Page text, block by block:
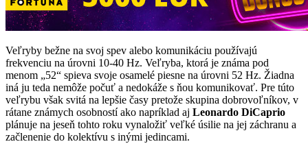
Veľryby bežne na svoj spev alebo komunikáciu používajú
frekvenciu na úrovni 10-40 Hz. Veľryba, ktorá je známa pod
menom „52“ spieva svoje osamelé piesne na úrovni 52 Hz. Žiadna
iná ju teda nemôže počuť a nedokáže s ňou komunikovať. Pre túto
veľrybu však svitá na lepšie časy pretože skupina dobrovoľníkov, v
rátane známych osobností ako napríklad aj Leonardo DiCaprio
plánuje na jeseň tohto roku vynaložiť veľké úsilie na jej záchranu a
začlenenie do kolektívu s inými jedincami.